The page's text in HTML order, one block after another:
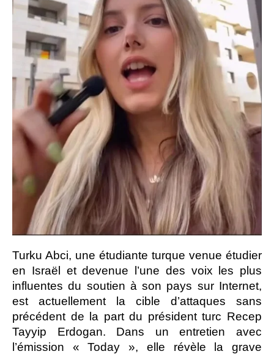
Turku Abci, une étudiante turque venue étudier
en Israël et devenue l’une des voix les plus
influentes du soutien à son pays sur Internet,
est actuellement la cible d’attaques sans
précédent de la part du président turc Recep
Tayyip Erdogan. Dans un entretien avec
l’émission « Today », elle révèle la grave